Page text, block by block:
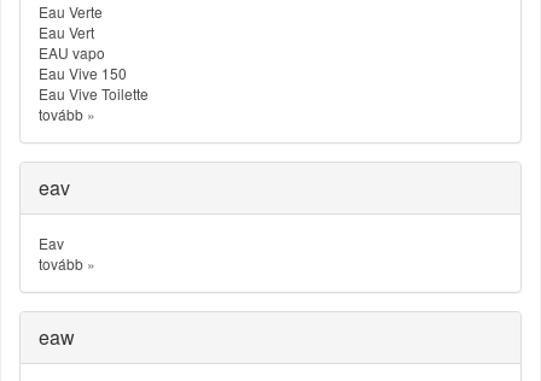
Eau Verte
Eau Vert
EAU vapo
Eau Vive 150
Eau Vive Toilette
tovább »
eav
Eav
tovább »
eaw